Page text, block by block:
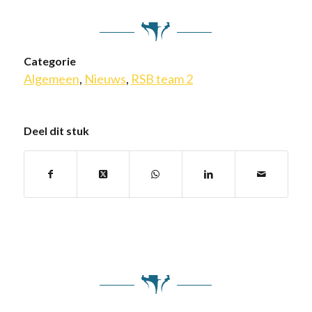
Categorie
Algemeen, Nieuws, RSB team 2
Deel dit stuk